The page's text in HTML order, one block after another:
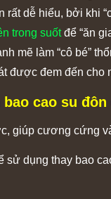
rất dễ hiểu, bởi khi
trong suốtđể “ăn
mẽ làm “cô bé”
được đem đến cho
cao su
giúp cương cứng
sử dụng thay bao